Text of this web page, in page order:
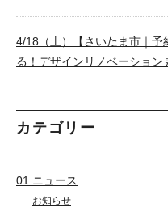
4/18（土）【さいたま市｜予
る！デザインリノベーション
カテゴリー
01.ニュース
お知らせ